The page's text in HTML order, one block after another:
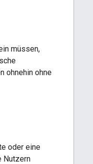
müssen,
ohnehin ohne
oder eine
Nutzern